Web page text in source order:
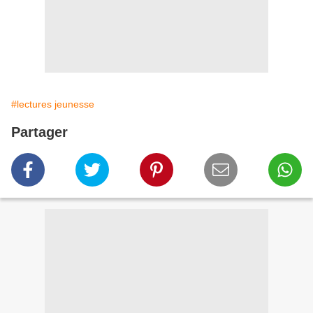
#lectures jeunesse
Partager